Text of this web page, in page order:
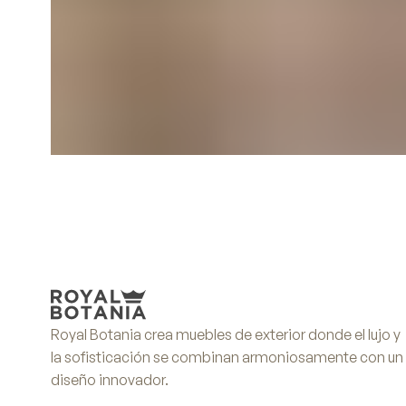
Royal Botania crea muebles de exterior donde el lujo y
la sofisticación se combinan armoniosamente con un
diseño innovador.